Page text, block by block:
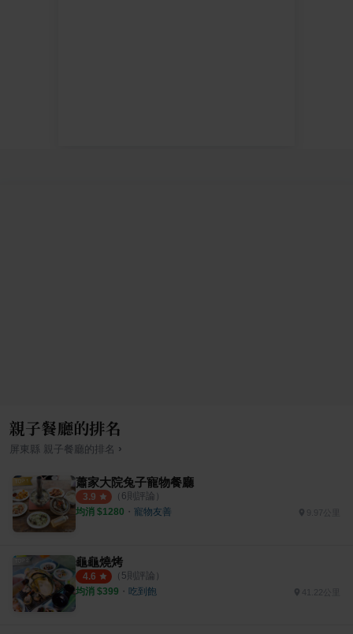
親子餐廳的排名
屏東縣 親子餐廳的排名 ›
蕭家大院兔子寵物餐廳
3.9 （ 6則評論）
均消 $1280 ・ 寵物友善
龜龜燒烤
4.6 （ 5則評論）
均消 $399 ・ 吃到飽 41.22公里